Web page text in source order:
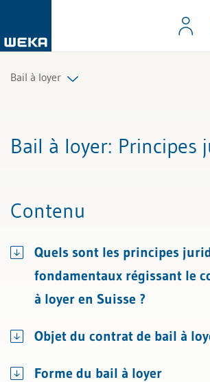
Bail à loyer
Tous les experts
Bail à loyer: Principes
Contenu
Quels sont les principes
fondamentaux régissant le
à loyer en Suisse ?
Objet du contrat de bail à
Forme du bail à loyer